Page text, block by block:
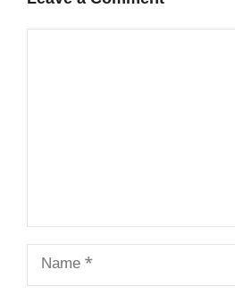
Name